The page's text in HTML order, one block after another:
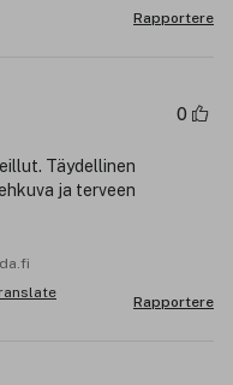
Rapportere
0
Täydellinen
ja terveen
Rapportere